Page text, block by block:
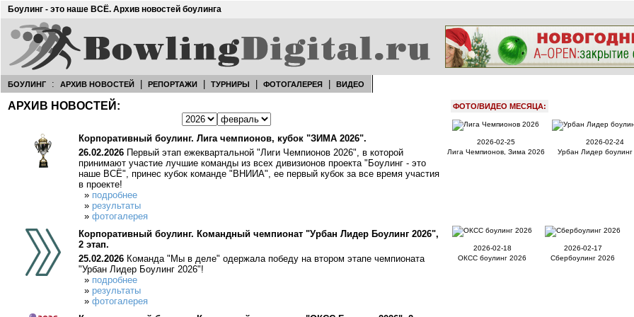
Боулинг - это наше ВСЁ. Архив новостей боулинга
БОУЛИНГ : АРХИВ НОВОСТЕЙ РЕПОРТАЖИ ТУРНИРЫ ФОТОГАЛЕРЕЯ ВИДЕО
АРХИВ НОВОСТЕЙ:
Корпоративный боулинг. Лига чемпионов, кубок "ЗИМА 2026".
26.02.2026 Первый этап ежеквартальной "Лиги Чемпионов 2026", в которой
принимают участие лучшие команды из всех дивизионов проекта "Боулинг - это
наше ВСЁ", принес кубок команде "ВНИИА", ее первый кубок за все время участия
в проекте!
» подробнее
» результаты
» фотогалерея
Корпоративный боулинг. Командный чемпионат "Урбан Лидер Боулинг 2026",
2 этап.
25.02.2026 Команда "Мы в деле" одержала победу на втором этапе чемпионата
"Урбан Лидер Боулинг 2026"!
» подробнее
» результаты
» фотогалерея
ФОТО/ВИДЕО МЕСЯЦА:
2026-02-25
Лига Чемпионов, Зима 2026
2026-02-24
Урбан Лидер
2026-02-18
ОКСС боулинг 2026
2026-02-17
Сбербоулинг 2026